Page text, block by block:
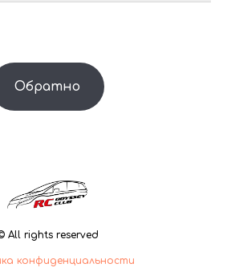
Обратно
All rights reserved
конфиденциальности